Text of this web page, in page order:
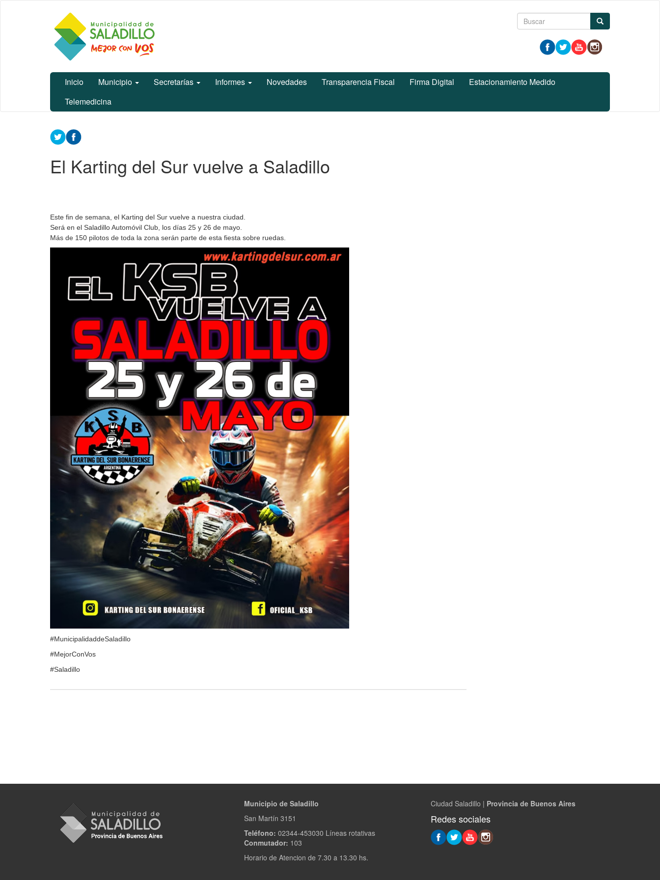
Municipalidad
de Saladillo
Formulario
búsqueda
Inicio Municipio Secretarías Informes Novedades Transparencia Fiscal Firma Digital
Estacionamiento Medido
Telemedicina
Contenido
principal
El Karting del Sur vuelve a Saladillo
Este fin de semana, el Karting del Sur vuelve a nuestra ciudad.
Será en el Saladillo Automóvil Club, los días 25 y 26 de mayo.
Más de 150 pilotos de toda la zona serán parte de esta fiesta sobre ruedas.
#MunicipalidaddeSaladillo
#MejorConVos
#Saladillo
Municipio de Saladillo
San Martín 3151
Teléfono: 02344-453030 Líneas rotativas
Conmutador: 103
Horario de Atencion de 7.30 a 13.30 hs.
Ciudad Saladillo | Provincia de Buenos Aires
Redes sociales